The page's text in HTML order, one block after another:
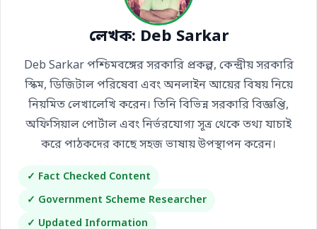
লেখক: Deb Sarkar
Deb Sarkar পশ্চিমবঙ্গের সরকারি প্রকল্প, কেন্দ্রীয় সরকারি
স্কিম, ডিজিটাল পরিষেবা এবং অনলাইন আয়ের বিষয় নিয়ে
নিয়মিত লেখালেখি করেন। তিনি বিভিন্ন সরকারি বিজ্ঞপ্তি,
অফিসিয়াল পোর্টাল এবং নির্ভরযোগ্য সূত্র থেকে তথ্য যাচাই
করে পাঠকদের কাছে সহজ ভাষায় উপস্থাপন করেন।
✓ Fact Checked Content
✓ Government Scheme Researcher
✓ Updated Information